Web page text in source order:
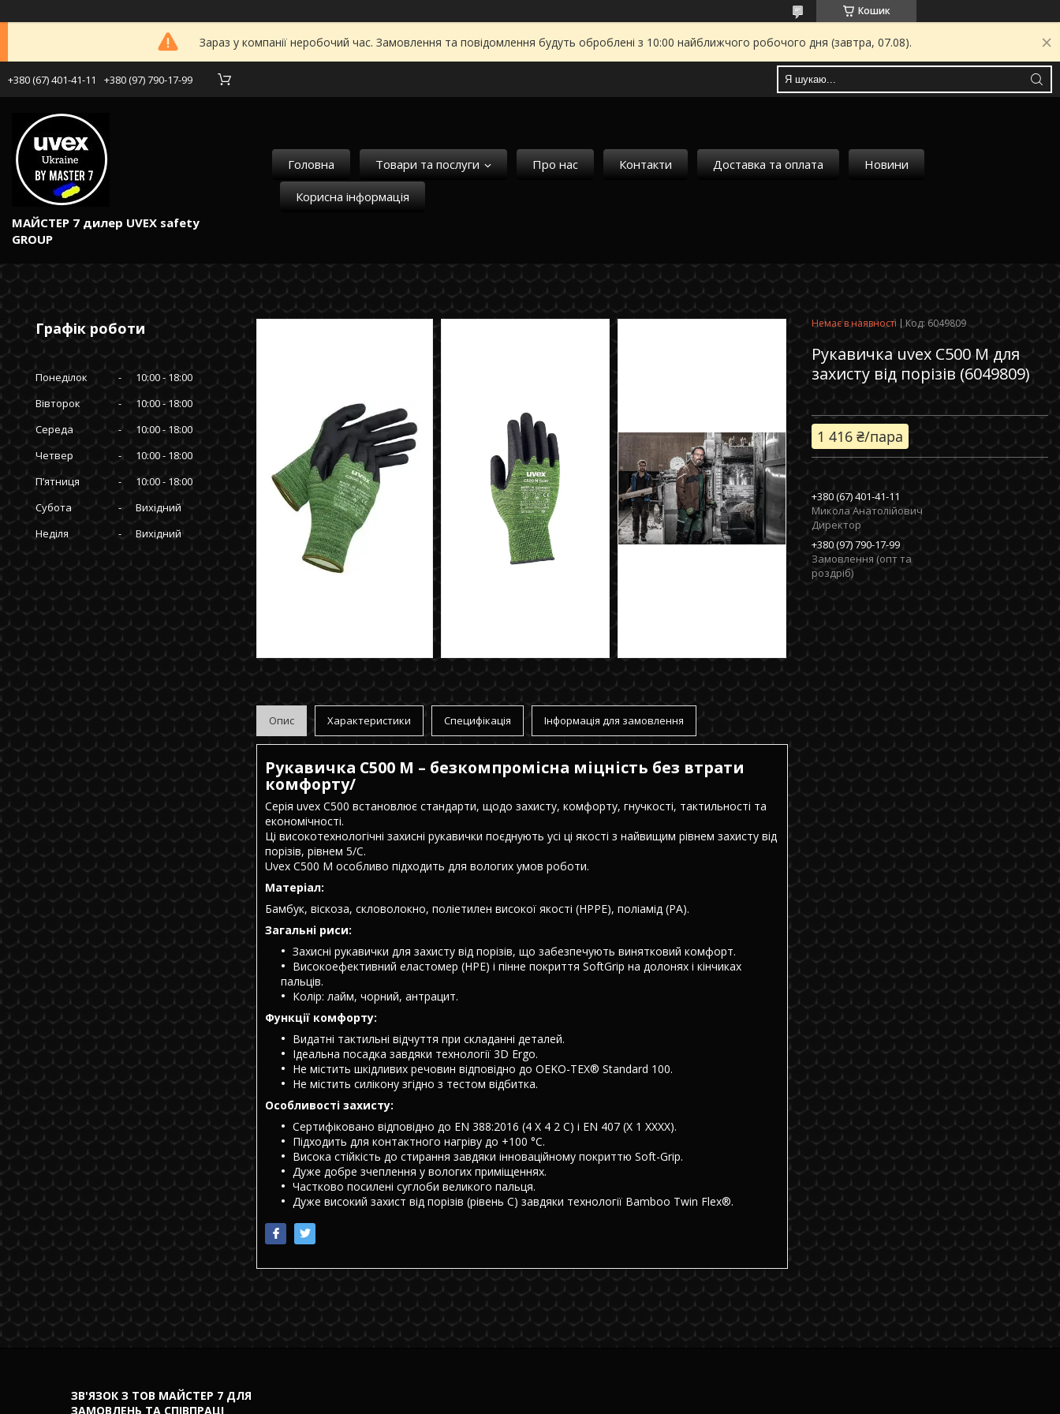
Кошик
Зараз у компанії неробочий час. Замовлення та повідомлення будуть оброблені з 10:00 найближчого робочого дня (завтра, 07.08).
+380 (67) 401-41-11 +380 (97) 790-17-99
МАЙСТЕР 7 дилер UVEX safety
GROUP
Головна Товари та послуги Про нас Контакти Доставка та оплата Новини
Корисна інформація
Графік роботи
Понеділок 10:00
18:00
Вівторок
10:00
18:00
Середа
10:00
18:00
Четвер
10:00
18:00
Пʼятниця
10:00
18:00
Субота
Вихідний
Неділя
Вихідний
Опис Характеристики Специфікація Інформація для замовлення
Рукавичка C500 M – безкомпромісна міцність без втрати
комфорту/
Серія uvex C500 встановлює стандарти, щодо захисту, комфорту, гнучкості, тактильності та
економічності.
Ці високотехнологічні захисні рукавички поєднують усі ці якості з найвищим рівнем захисту від
порізів, рівнем 5/C.
Uvex C500 M особливо підходить для вологих умов роботи.
Матеріал:
Бамбук, віскоза, скловолокно, поліетилен високої якості (HPPE), поліамід (PA).
Загальні риси:
Захисні рукавички для захисту від порізів, що забезпечують винятковий комфорт.
Високоефективний еластомер (HPE) і пінне покриття SoftGrip на долонях і кінчиках
пальців.
Колір: лайм, чорний, антрацит.
Функції комфорту:
Видатні тактильні відчуття при складанні деталей.
Ідеальна посадка завдяки технології 3D Ergo.
Не містить шкідливих речовин відповідно до OEKO-TEX® Standard 100.
Не містить силікону згідно з тестом відбитка.
Особливості захисту:
Сертифіковано відповідно до EN 388:2016 (4 X 4 2 C) і EN 407 (X 1 XXXX).
Підходить для контактного нагріву до +100 °C.
Висока стійкість до стирання завдяки інноваційному покриттю Soft-Grip.
Дуже добре зчеплення у вологих приміщеннях.
Частково посилені суглоби великого пальця.
Дуже високий захист від порізів (рівень C) завдяки технології Bamboo Twin Flex®.
Немає в наявності Код: 6049809
Рукавичка uvex C500 M для
захисту від порізів (6049809)
1 416 ₴/пара
+380 (67) 401-41-11
Микола Анатолійович
Директор
+380 (97) 790-17-99
Замовлення (опт та
роздріб)
ЗВ'ЯЗОК З ТОВ МАЙСТЕР 7 ДЛЯ
ЗАМОВЛЕНЬ ТА СПІВПРАЦІ